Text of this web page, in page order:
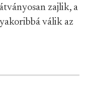
zajlik, a
válik az